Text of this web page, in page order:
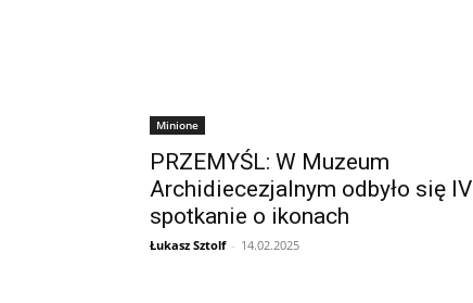
Minione
PRZEMYŚL: W Muzeum
Archidiecezjalnym odbyło się IV
spotkanie o ikonach
Łukasz Sztolf - 14.02.2025